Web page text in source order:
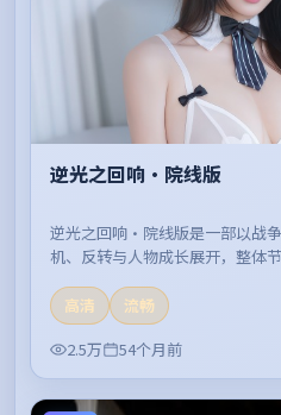
逆光之回响·院线版
逆光之回响·院线版是一部以战
机、反转与人物成长展开，整体
高清
流畅
2.5万
54个月前